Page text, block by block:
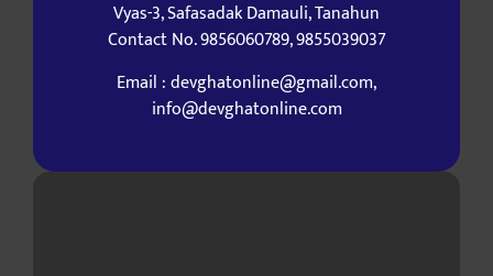
Vyas-3, Safasadak Damauli, Tanahun
Contact No. 9856060789, 9855039037
Email : devghatonline@gmail.com,
info@devghatonline.com